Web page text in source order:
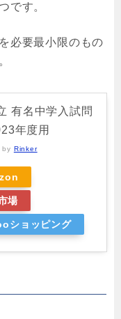
です。
必要最小限のもの
有名中学入試問
年度用
by Rinker
場
ショッピング